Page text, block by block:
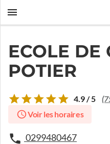
ECOLE DE
POTIER
4.9 / 5
Voir les horaires
0299480467